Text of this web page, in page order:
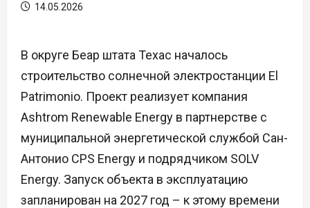
14.05.2026
В округе Беар штата Техас началось
строительство солнечной электростанции El
Patrimonio. Проект реализует компания
Ashtrom Renewable Energy в партнерстве с
муниципальной энергетической службой Сан-
Антонио CPS Energy и подрядчиком SOLV
Energy. Запуск объекта в эксплуатацию
запланирован на 2027 год – к этому времени